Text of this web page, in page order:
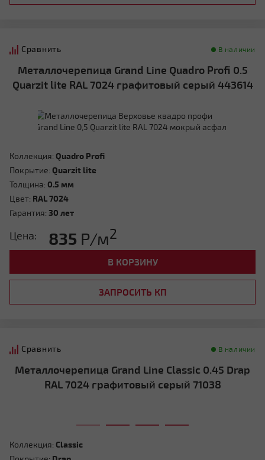
Сравнить В наличии
Металлочерепица Grand Line Quadro Profi 0.5
Quarzit lite RAL 7024 графитовый серый 443614
Коллекция: Quadro Profi
Покрытие: Quarzit lite
Толщина: 0.5 мм
Цвет: RAL 7024
Гарантия: 30 лет
Цена: 835 Р/м2
В КОРЗИНУ
ЗАПРОСИТЬ КП
Сравнить В наличии
Металлочерепица Grand Line Classic 0.45 Drap
RAL 7024 графитовый серый 71038
Коллекция: Classic